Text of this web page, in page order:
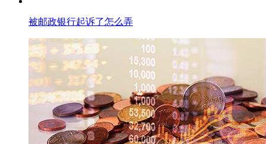
被邮政银行起诉了怎么弄